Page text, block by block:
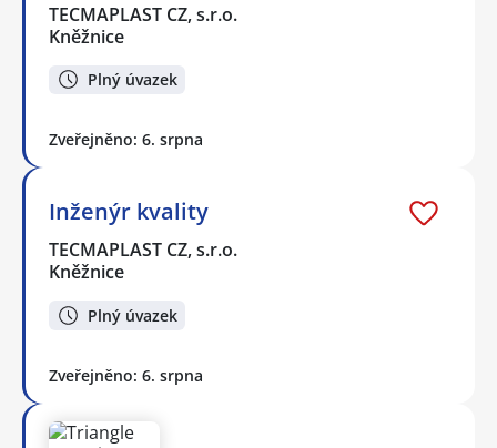
TECMAPLAST CZ, s.r.o.
Kněžnice
Plný úvazek
Zveřejněno: 6. srpna
Inženýr kvality
TECMAPLAST CZ, s.r.o.
Kněžnice
Plný úvazek
Zveřejněno: 6. srpna